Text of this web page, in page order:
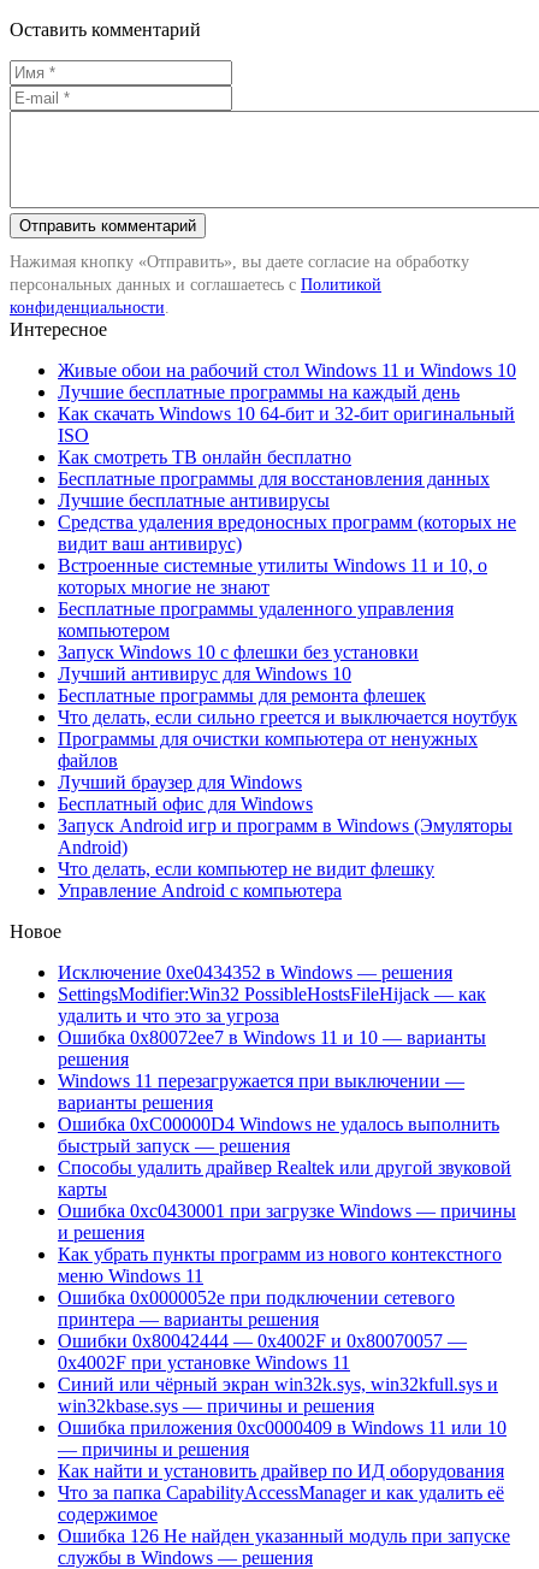
Оставить комментарий
Нажимая кнопку «Отправить», вы даете согласие на обработку
персональных данных и соглашаетесь с Политикой
конфиденциальности
Интересное
Живые обои на рабочий стол Windows 11 и Windows 10
Лучшие бесплатные программы на каждый день
Как скачать Windows 10 64-бит и 32-бит оригинальный
ISO
Как смотреть ТВ онлайн бесплатно
Бесплатные программы для восстановления данных
Лучшие бесплатные антивирусы
Средства удаления вредоносных программ (которых не
видит ваш антивирус)
Встроенные системные утилиты Windows 11 и 10, о
которых многие не знают
Бесплатные программы удаленного управления
компьютером
Запуск Windows 10 с флешки без установки
Лучший антивирус для Windows 10
Бесплатные программы для ремонта флешек
Что делать, если сильно греется и выключается ноутбук
Программы для очистки компьютера от ненужных
файлов
Лучший браузер для Windows
Бесплатный офис для Windows
Запуск Android игр и программ в Windows (Эмуляторы
Android)
Что делать, если компьютер не видит флешку
Управление Android с компьютера
Новое
Исключение 0xe0434352 в Windows — решения
SettingsModifier:Win32 PossibleHostsFileHijack — как
удалить и что это за угроза
Ошибка 0x80072ee7 в Windows 11 и 10 — варианты
решения
Windows 11 перезагружается при выключении —
варианты решения
Ошибка 0xC00000D4 Windows не удалось выполнить
быстрый запуск — решения
Способы удалить драйвер Realtek или другой звуковой
карты
Ошибка 0xc0430001 при загрузке Windows — причины
и решения
Как убрать пункты программ из нового контекстного
меню Windows 11
Ошибка 0x0000052e при подключении сетевого
принтера — варианты решения
Ошибки 0x80042444 — 0x4002F и 0x80070057 —
0x4002F при установке Windows 11
Синий или чёрный экран win32k.sys, win32kfull.sys и
win32kbase.sys — причины и решения
Ошибка приложения 0xc0000409 в Windows 11 или 10
— причины и решения
Как найти и установить драйвер по ИД оборудования
Что за папка CapabilityAccessManager и как удалить её
содержимое
Ошибка 126 Не найден указанный модуль при запуске
службы в Windows — решения